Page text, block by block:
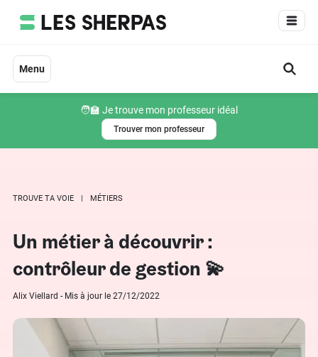
Menu
🧑‍🏫 Je trouve mon professeur idéal
Trouver mon professeur
TROUVE TA VOIE MÉTIERS
Un métier à découvrir :
contrôleur de gestion 💫
Alix Viellard - Mis à jour le 27/12/2022